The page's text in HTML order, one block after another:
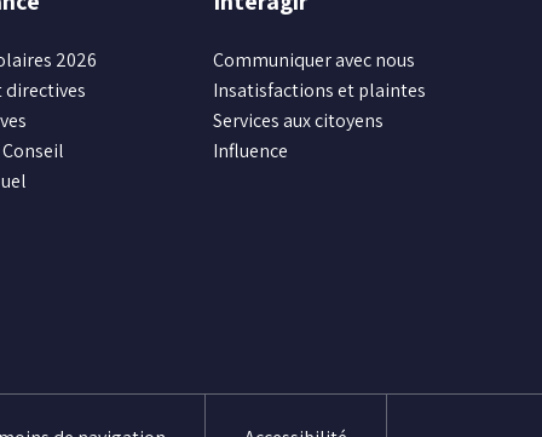
2026
Communiquer avec nous
Insatisfactions et plaintes
Services aux citoyens
Influence